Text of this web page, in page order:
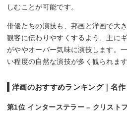
しむことが可能です。
俳優たちの演技も、邦画と洋画で大
観客に伝わりやすくするよう、主に
がややオーバー気味に演技します。
い程度の自然な演技が多く観られます
洋画のおすすめランキング｜名作
第1位 インターステラー – クリスト